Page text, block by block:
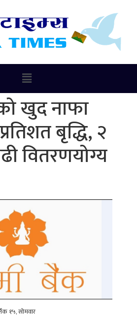
खुद नाफा
बृद्धि, २
वितरणयोग्य
१५, सोमवार